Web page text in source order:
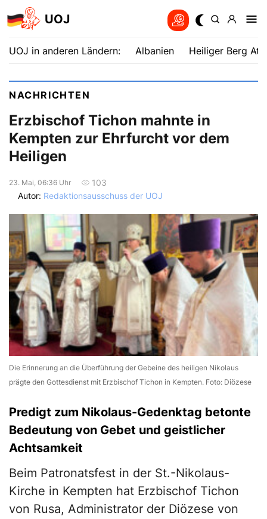
UOJ
UOJ in anderen Ländern: Albanien Heiliger Berg
NACHRICHTEN
Erzbischof Tichon mahnte in
Kempten zur Ehrfurcht vor dem
Heiligen
23. Mai, 06:36 Uhr
103
Autor: Redaktionsausschuss der UOJ
Die Erinnerung an die Überführung der Gebeine des heiligen Nikolaus
prägte den Gottesdienst mit Erzbischof Tichon in Kempten. Foto: Diözese
Predigt zum Nikolaus-Gedenktag betonte
Bedeutung von Gebet und geistlicher
Achtsamkeit
Beim Patronatsfest in der St.-Nikolaus-
Kirche in Kempten hat Erzbischof Tichon
von Rusa, Administrator der Diözese von